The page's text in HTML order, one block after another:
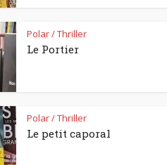
Polar / Thriller
Le Portier
Polar / Thriller
Le petit caporal